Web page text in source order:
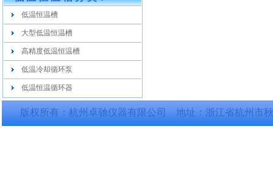
低温恒温槽
大型低温恒温槽
高精度低温恒温槽
低温冷却循环泵
低温恒温循环器
版权所有：杭州卓驰仪器有限公司 地址：浙江省杭州市